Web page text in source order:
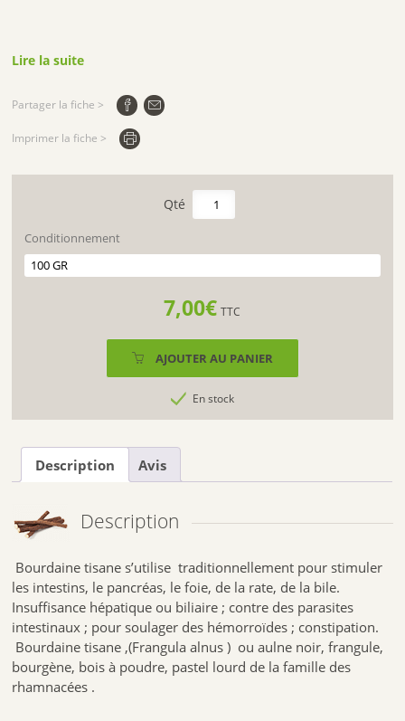
Lire la suite
Partager la fiche >
Imprimer la fiche >
Conditionnement
7,00€ TTC
quantité
de
TISANE
VRAC
AJOUTER AU PANIER
En stock
Description Avis
Description
Bourdaine tisane s’utilise traditionnellement pour stimuler
les intestins, le pancréas, le foie, de la rate, de la bile.
Insuffisance hépatique ou biliaire ; contre des parasites
intestinaux ; pour soulager des hémorroïdes ; constipation.
Bourdaine tisane ,(Frangula alnus ) ou aulne noir, frangule,
bourgène, bois à poudre, pastel lourd de la famille des
rhamnacées .